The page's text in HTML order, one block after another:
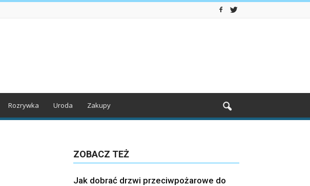
Rozrywka Uroda Zakupy
ZOBACZ TEŻ
Jak dobrać drzwi przeciwpożarowe do